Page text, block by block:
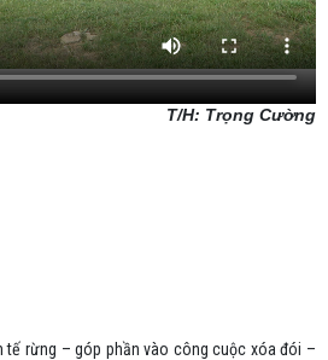
T/H: Trọng Cường
tế rừng – góp phần vào công cuộc xóa đói –